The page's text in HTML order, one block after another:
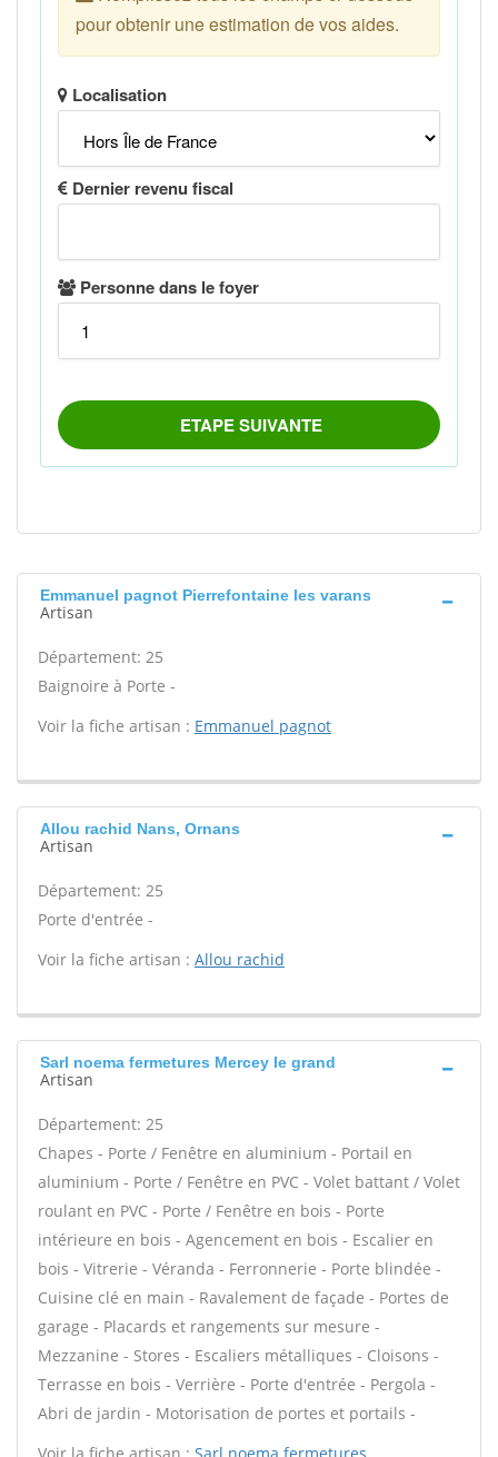
Emmanuel pagnot Pierrefontaine les varans
Artisan
Département: 25
Baignoire à Porte -
Voir la fiche artisan : Emmanuel pagnot
Allou rachid Nans, Ornans
Artisan
Département: 25
Porte d'entrée -
Voir la fiche artisan : Allou rachid
Sarl noema fermetures Mercey le grand
Artisan
Département: 25
Chapes - Porte / Fenêtre en aluminium - Portail en
aluminium - Porte / Fenêtre en PVC - Volet battant / Volet
roulant en PVC - Porte / Fenêtre en bois - Porte
intérieure en bois - Agencement en bois - Escalier en
bois - Vitrerie - Véranda - Ferronnerie - Porte blindée -
Cuisine clé en main - Ravalement de façade - Portes de
garage - Placards et rangements sur mesure -
Mezzanine - Stores - Escaliers métalliques - Cloisons -
Terrasse en bois - Verrière - Porte d'entrée - Pergola -
Abri de jardin - Motorisation de portes et portails -